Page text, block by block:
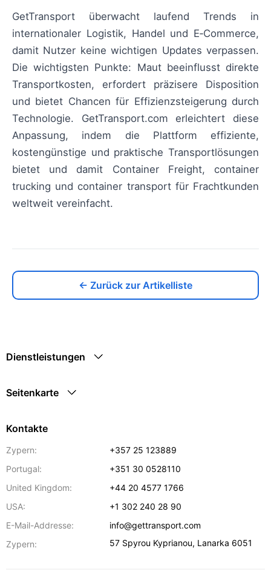
GetTransport überwacht laufend Trends in
internationaler Logistik, Handel und E‑Commerce,
damit Nutzer keine wichtigen Updates verpassen.
Die wichtigsten Punkte: Maut beeinflusst direkte
Transportkosten, erfordert präzisere Disposition
und bietet Chancen für Effizienzsteigerung durch
Technologie. GetTransport.com erleichtert diese
Anpassung, indem die Plattform effiziente,
kostengünstige und praktische Transportlösungen
bietet und damit Container Freight, container
trucking und container transport für Frachtkunden
weltweit vereinfacht.
← Zurück zur Artikelliste
Dienstleistungen
Seitenkarte
Kontakte
Zypern:
+357 25 123889
Portugal:
+351 30 0528110
United Kingdom:
+44 20 4577 1766
USA:
+1 302 240 28 90
E-Mail-Addresse:
info@gettransport.com
Zypern:
57 Spyrou Kyprianou, Lanarka 6051